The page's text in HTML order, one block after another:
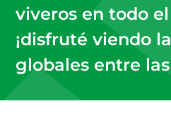
viveros en todo
¡disfruté viendo
globales entre